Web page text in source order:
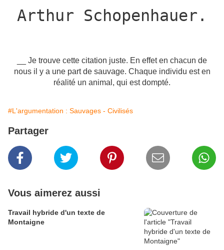
Arthur Schopenhauer.
__ Je trouve cette citation juste. En effet en chacun de
nous il y a une part de sauvage. Chaque individu est en
réalité un animal, qui est dompté.
#L'argumentation : Sauvages - Civilisés
Partager
Vous aimerez aussi
Travail hybride d'un texte de
Montaigne